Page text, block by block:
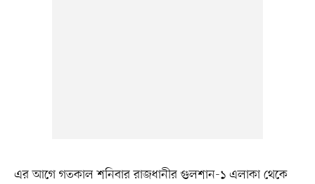
এর আগে গতকাল শনিবার রাজধানীর গুলশান-১ এলাকা থেকে